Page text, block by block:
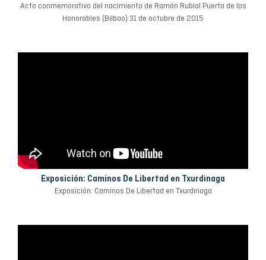
Acto conmemorativo del nacimiento de Ramón Rubial Puerta de los
Honorables (Bilbao) 31 de octubre de 2015
Exposición: Caminos De Libertad en Txurdinaga
Exposición: Caminos De Libertad en Txurdinaga